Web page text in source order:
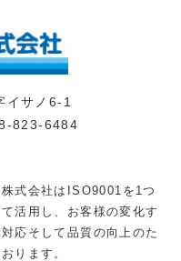
サノ6-1
823-6484
式会社はISO9001を1つ
活用し、お客様の変化す
応そして品質の向上のた
ります。